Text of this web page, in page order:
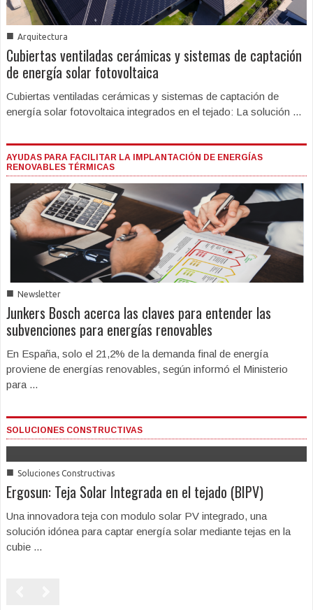
■ Arquitectura
Cubiertas ventiladas cerámicas y sistemas de captación
de energía solar fotovoltaica
Cubiertas ventiladas cerámicas y sistemas de captación de
energía solar fotovoltaica integrados en el tejado: La solución ...
AYUDAS PARA FACILITAR LA IMPLANTACIÓN DE ENERGÍAS
RENOVABLES TÉRMICAS
■ Newsletter
Junkers Bosch acerca las claves para entender las
subvenciones para energías renovables
En España, solo el 21,2% de la demanda final de energía
proviene de energías renovables, según informó el Ministerio
para ...
SOLUCIONES CONSTRUCTIVAS
■ Soluciones Constructivas
Ergosun: Teja Solar Integrada en el tejado (BIPV)
Una innovadora teja con modulo solar PV integrado, una
solución idónea para captar energía solar mediante tejas en la
cubie ...